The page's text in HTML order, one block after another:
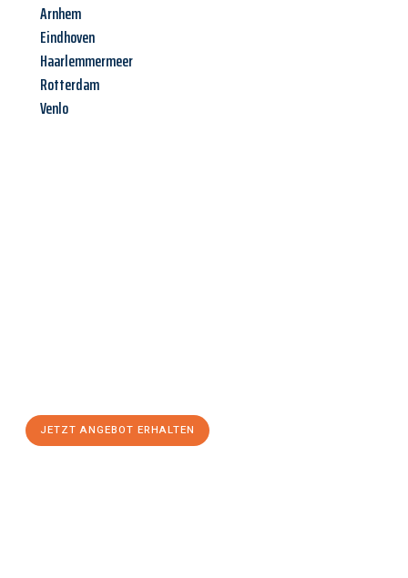
Arnhem
Eindhoven
Haarlemmermeer
Rotterdam
Venlo
JETZT ANGEBOT ERHALTEN